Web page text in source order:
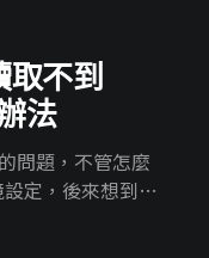
不到
法
問題，不管怎麼
定，後來想到的